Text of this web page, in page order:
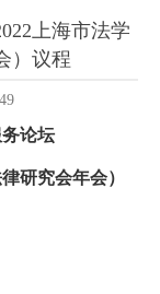
上海市法学
）议程
论坛
研究会年会）